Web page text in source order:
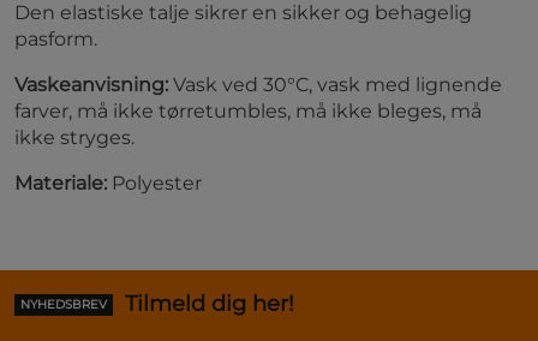
Den elastiske talje sikrer en sikker og behagelig
pasform.
Vaskeanvisning: Vask ved 30°C, vask med lignende
farver, må ikke tørretumbles, må ikke bleges, må
ikke stryges.
Materiale: Polyester
NYHEDSBREV Tilmeld dig her!